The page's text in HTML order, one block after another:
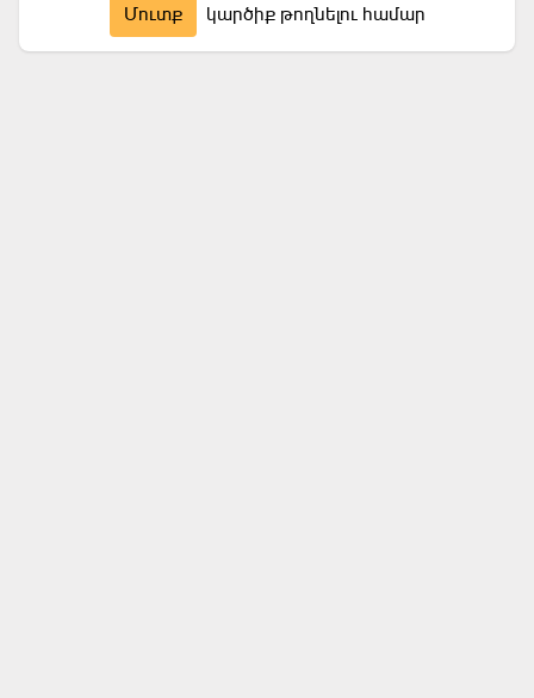
Մուտք կարծիք թողնելու համար